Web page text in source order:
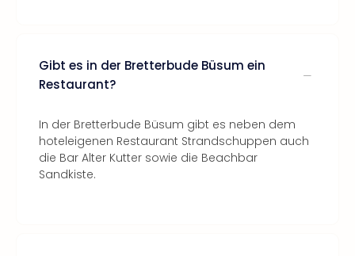
Gibt es in der Bretterbude Büsum ein
Restaurant?
In der Bretterbude Büsum gibt es neben dem
hoteleigenen Restaurant Strandschuppen auch
die Bar Alter Kutter sowie die Beachbar
Sandkiste.